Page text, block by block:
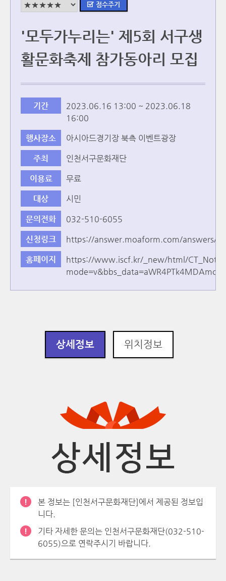
'모두가누리는' 제5회 서구생
활문화축제 참가동아리 모집
기간
2023.06.16 13:00 ~ 2023.06.18
16:00
행사장소 아시아드경기장 북측 이벤트광장
주최 인천서구문화재단
이용료 무료
대상 시민
문의전화 032-510-6055
신청링크 https://answer.moaform.com/answers/
홈페이지
https://www.iscf.kr/_new/html/
상세정보 위치정보
본 정보는 [인천서구문화재단]에서 제공된 정보입
니다.
기타 자세한 문의는 인천서구문화재단(032-510-
6055)으로 연락주시기 바랍니다.